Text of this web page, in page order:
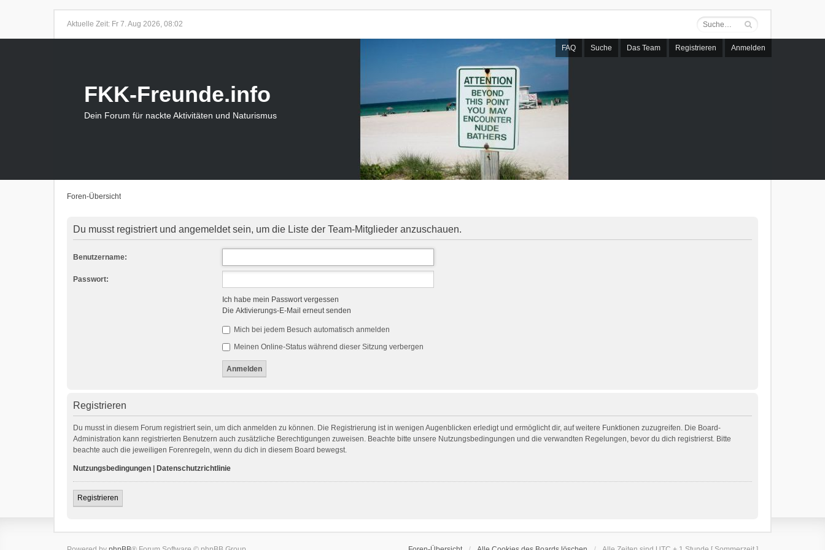
Aktuelle Zeit: Fr 7. Aug 2026, 08:02
FAQ Suche Das Team Registrieren Anmelden
FKK-Freunde.info
Dein Forum für nackte Aktivitäten und Naturismus
Foren-Übersicht
Du musst registriert und angemeldet sein, um die Liste der Team-Mitglieder anzuschauen.
Benutzername:
Passwort:
Ich habe mein Passwort vergessen
Die Aktivierungs-E-Mail erneut senden
Mich bei jedem Besuch automatisch anmelden
Meinen Online-Status während dieser Sitzung verbergen
Registrieren
Du musst in diesem Forum registriert sein, um dich anmelden zu können. Die Registrierung ist in wenigen Augenblicken erledigt und ermöglicht dir, auf weitere Funktionen zuzugreifen. Die Board-
Administration kann registrierten Benutzern auch zusätzliche Berechtigungen zuweisen. Beachte bitte unsere Nutzungsbedingungen und die verwandten Regelungen, bevor du dich registrierst. Bitte
beachte auch die jeweiligen Forenregeln, wenn du dich in diesem Board bewegst.
Nutzungsbedingungen Datenschutzrichtlinie
Registrieren